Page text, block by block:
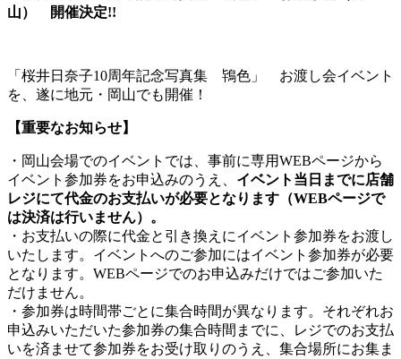
山） 開催決定!!
「桜井日奈子10周年記念写真集 鴇色」 お渡し会イベント
を、遂に地元・岡山でも開催！
【重要なお知らせ】
・岡山会場でのイベントでは、事前に専用WEBページから
イベント参加券をお申込みのうえ、 イベント当日までに店舗
レジにて代金のお支払いが必要となります（WEBページで
は決済は行いません）。
・お支払いの際に代金と引き換えにイベント参加券をお渡し
いたします。イベントへのご参加にはイベント参加券が必要
となります。WEBページでのお申込みだけではご参加いた
だけません。
・参加券は時間帯ごとに集合時間が異なります。それぞれお
申込みいただいた参加券の集合時間までに、レジでのお支払
いを済ませて参加券をお受け取りのうえ、集合場所にお集ま